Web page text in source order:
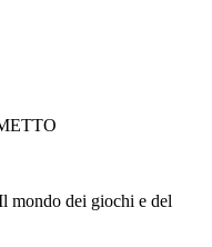
dei giochi e del